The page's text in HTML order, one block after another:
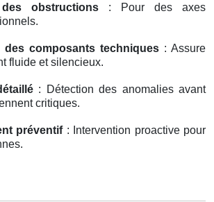
obstructions : Pour des axes
des composants techniques : Assure
fluide et silencieux.
: Détection des anomalies avant
critiques.
préventif: Intervention proactive pour